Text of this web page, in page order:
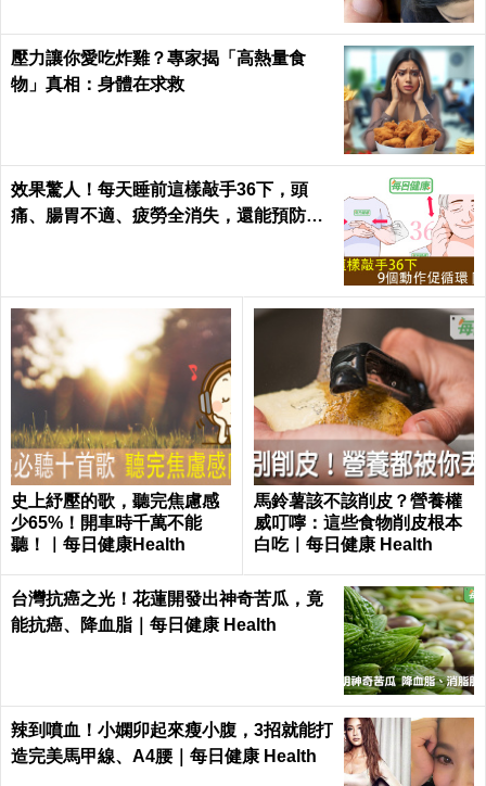
壓力讓你愛吃炸雞？專家揭「高熱量食
物」真相：身體在求救
效果驚人！每天睡前這樣敲手36下，頭
痛、腸胃不適、疲勞全消失，還能預防腦
史上紓壓的歌，聽完焦慮感
少65%！開車時千萬不能
聽！｜每日健康Health
馬鈴薯該不該削皮？營養權
威叮嚀：這些食物削皮根本
白吃｜每日健康 Health
台灣抗癌之光！花蓮開發出神奇苦瓜，竟
能抗癌、降血脂｜每日健康 Health
辣到噴血！小嫻卯起來瘦小腹，3招就能打
造完美馬甲線、A4腰｜每日健康 Health